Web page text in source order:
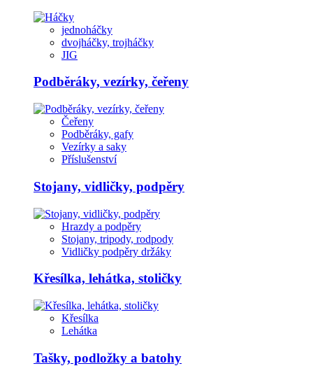
jednoháčky
dvojháčky, trojháčky
JIG
Podběráky, vezírky, čeřeny
Čeřeny
Podběráky, gafy
Vezírky a saky
Příslušenství
Stojany, vidličky, podpěry
Hrazdy a podpěry
Stojany, tripody, rodpody
Vidličky podpěry držáky
Křesílka, lehátka, stoličky
Křesílka
Lehátka
Tašky, podložky a batohy